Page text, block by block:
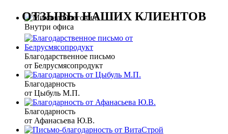
Внутри офиса
ОТЗЫВЫ НАШИХ КЛИЕНТОВ
Благодарственное письмо
от Белрусмясопродукт
Благодарность
от Цыбуль М.П.
Благодарность
от Афанасьева Ю.В.